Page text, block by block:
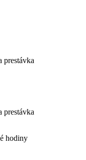
prestávka
prestávka
hodiny